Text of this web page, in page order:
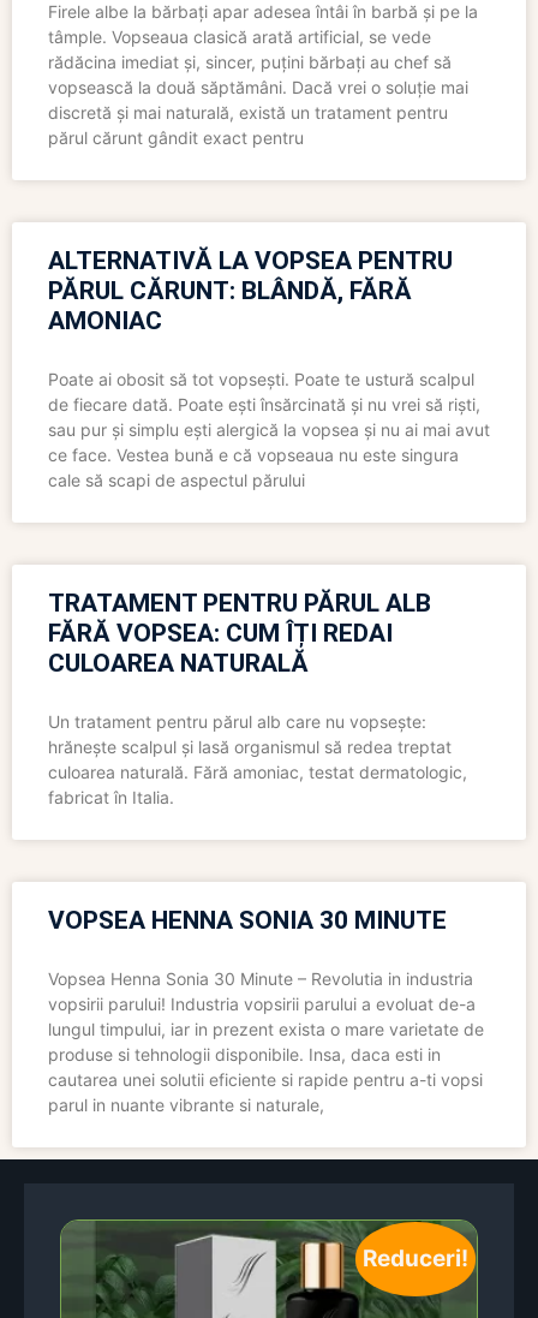
Firele albe la bărbați apar adesea întâi în barbă și pe la
tâmple. Vopseaua clasică arată artificial, se vede
rădăcina imediat și, sincer, puțini bărbați au chef să
vopsească la două săptămâni. Dacă vrei o soluție mai
discretă și mai naturală, există un tratament pentru
părul cărunt gândit exact pentru
ALTERNATIVĂ LA VOPSEA PENTRU
PĂRUL CĂRUNT: BLÂNDĂ, FĂRĂ
AMONIAC
Poate ai obosit să tot vopsești. Poate te ustură scalpul
de fiecare dată. Poate ești însărcinată și nu vrei să riști,
sau pur și simplu ești alergică la vopsea și nu ai mai avut
ce face. Vestea bună e că vopseaua nu este singura
cale să scapi de aspectul părului
TRATAMENT PENTRU PĂRUL ALB
FĂRĂ VOPSEA: CUM ÎȚI REDAI
CULOAREA NATURALĂ
Un tratament pentru părul alb care nu vopsește:
hrănește scalpul și lasă organismul să redea treptat
culoarea naturală. Fără amoniac, testat dermatologic,
fabricat în Italia.
VOPSEA HENNA SONIA 30 MINUTE
Vopsea Henna Sonia 30 Minute – Revolutia in industria
vopsirii parului! Industria vopsirii parului a evoluat de-a
lungul timpului, iar in prezent exista o mare varietate de
produse si tehnologii disponibile. Insa, daca esti in
cautarea unei solutii eficiente si rapide pentru a-ti vopsi
parul in nuante vibrante si naturale,
Reduceri!